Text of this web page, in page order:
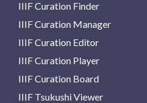
IIIF Curation Finder
IIIF Curation Manager
IIIF Curation Editor
IIIF Curation Player
IIIF Curation Board
IIIF Tsukushi Viewer